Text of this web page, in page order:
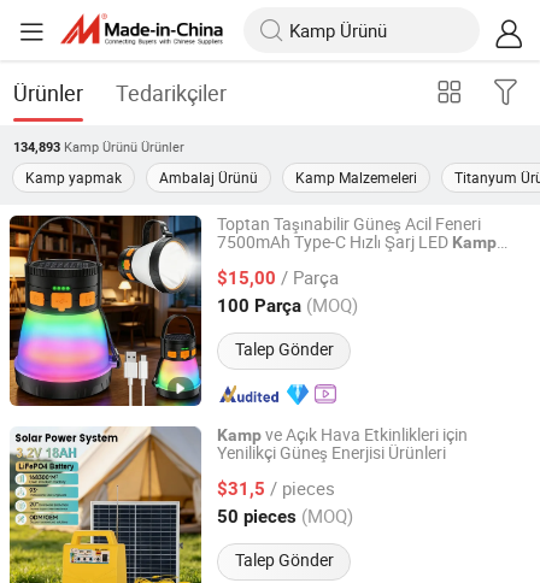
Ürünler Tedarikçiler
134,893 Kamp Ürünü Ürünler
Kamp yapmak Ambalaj Ürünü Kamp Malzemeleri Titanyum
Toptan Taşınabilir Güneş Acil Feneri
7500mAh Type-C Hızlı Şarj LED Kamp
$15,00 / Parça
100 Parça (MOQ)
Talep Gönder
Wuhan Youlaixin Electronic Technology Co., Ltd.
Hubei, China Fiyat 2026
Kampve Açık Hava Etkinlikleri için
Yenilikçi Güneş Enerjisi Ürünleri
$31,5 / pieces
50 pieces (MOQ)
Talep Gönder
Guangdong Solarthon Technology Co., Ltd.
Guangdong, China Fiyat 2023